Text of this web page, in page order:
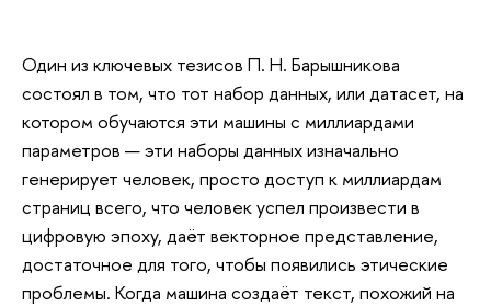
Один из ключевых тезисов П. Н. Барышникова
состоял в том, что тот набор данных, или датасет, на
котором обучаются эти машины с миллиардами
параметров — эти наборы данных изначально
генерирует человек, просто доступ к миллиардам
страниц всего, что человек успел произвести в
цифровую эпоху, даёт векторное представление,
достаточное для того, чтобы появились этические
проблемы. Когда машина создаёт текст, похожий на